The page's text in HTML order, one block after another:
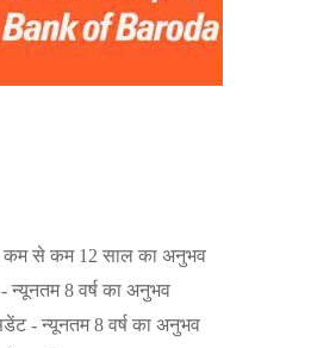
से कम 12 साल का अनुभव
8 वर्ष का अनुभव
- न्यूनतम 8 वर्ष का अनुभव